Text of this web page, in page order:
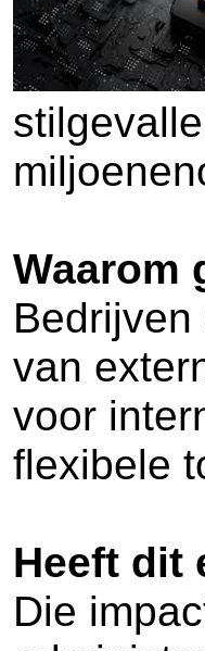
Waarom
van
voor
flexibele
Heeft dit
Die